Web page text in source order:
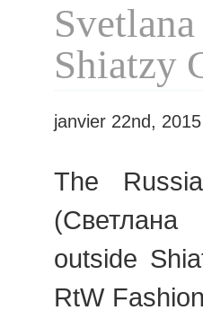
Shiatzy
janvier 22nd,
The
outside
RtW